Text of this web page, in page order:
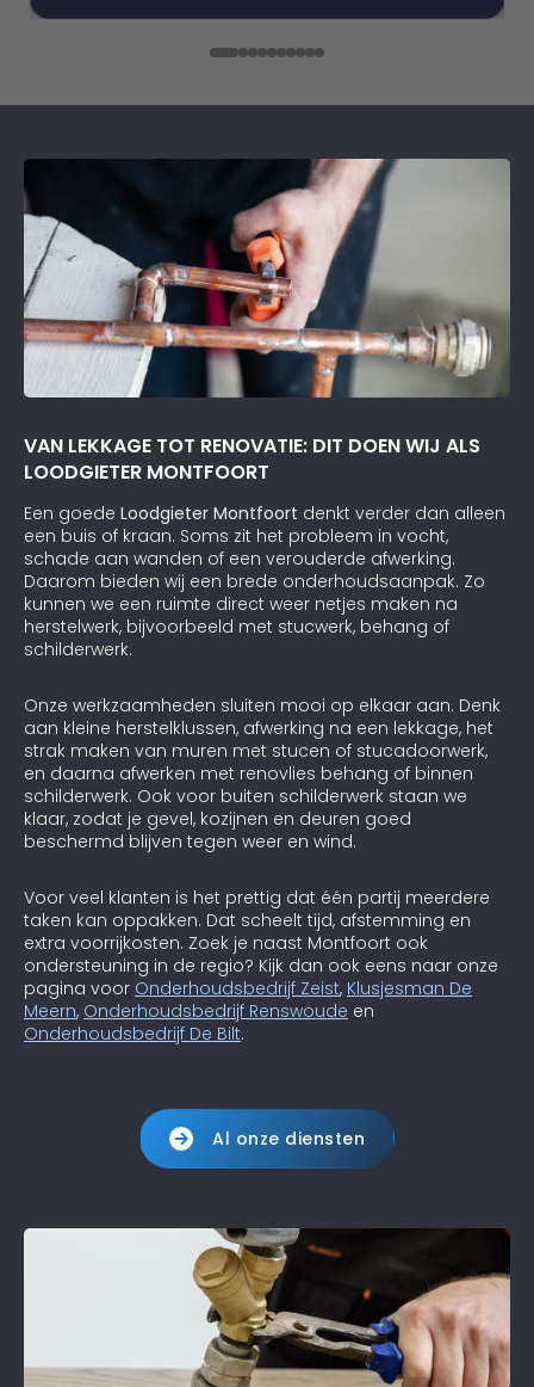
VAN LEKKAGE TOT RENOVATIE: DIT DOEN WIJ ALS
LOODGIETER MONTFOORT
Een goede Loodgieter Montfoort denkt verder dan alleen
een buis of kraan. Soms zit het probleem in vocht,
schade aan wanden of een verouderde afwerking.
Daarom bieden wij een brede onderhoudsaanpak. Zo
kunnen we een ruimte direct weer netjes maken na
herstelwerk, bijvoorbeeld met stucwerk, behang of
schilderwerk.
Onze werkzaamheden sluiten mooi op elkaar aan. Denk
aan kleine herstelklussen, afwerking na een lekkage, het
strak maken van muren met stucen of stucadoorwerk,
en daarna afwerken met renovlies behang of binnen
schilderwerk. Ook voor buiten schilderwerk staan we
klaar, zodat je gevel, kozijnen en deuren goed
beschermd blijven tegen weer en wind.
Voor veel klanten is het prettig dat één partij meerdere
taken kan oppakken. Dat scheelt tijd, afstemming en
extra voorrijkosten. Zoek je naast Montfoort ook
ondersteuning in de regio? Kijk dan ook eens naar onze
pagina voor Onderhoudsbedrijf Zeist, Klusjesman De
Meern, Onderhoudsbedrijf Renswoude en
Onderhoudsbedrijf De Bilt.
Al onze diensten